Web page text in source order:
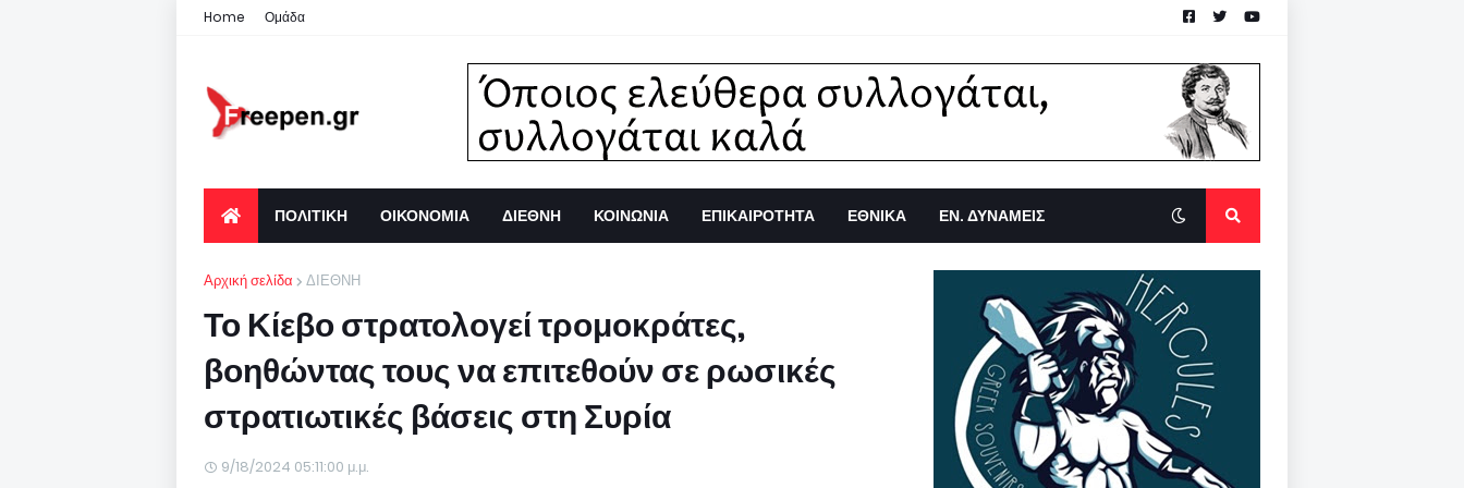
Home Ομάδα
ΠΟΛΙΤΙΚΗ ΟΙΚΟΝΟΜΙΑ ΔΙΕΘΝΗ ΚΟΙΝΩΝΙΑ ΕΠΙΚΑΙΡΟΤΗΤΑ ΕΘΝΙΚΑ ΕΝ. ΔΥΝΑΜΕΙΣ
Αρχική σελίδα ΔΙΕΘΝΗ
Το Κίεβο στρατολογεί τρομοκράτες,
βοηθώντας τους να επιτεθούν σε ρωσικές
στρατιωτικές βάσεις στη Συρία
9/18/2024 05:11:00 μ.μ.